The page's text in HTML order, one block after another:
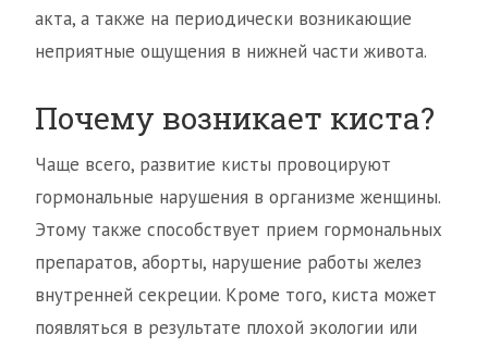
акта, а также на периодически возникающие
неприятные ощущения в нижней части живота.
Почему возникает киста?
Чаще всего, развитие кисты провоцируют
гормональные нарушения в организме женщины.
Этому также способствует прием гормональных
препаратов, аборты, нарушение работы желез
внутренней секреции. Кроме того, киста может
появляться в результате плохой экологии или